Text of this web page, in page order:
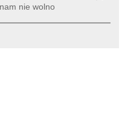
nie wolno